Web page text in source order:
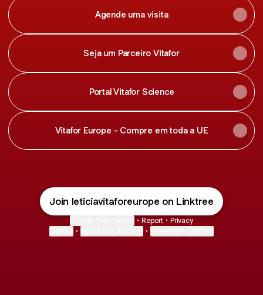
Agende uma visita
Seja um Parceiro Vitafor
Portal Vitafor Science
Vitafor Europe - Compre em toda a UE
Join leticiavitaforeurope on Linktree
• Report • Privacy
• •